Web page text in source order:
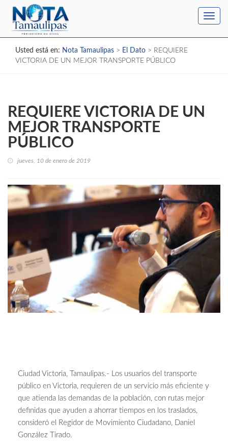
Usted está en: Nota Tamaulipas > El Dato > REQUIERE
VICTORIA DE UN MEJOR TRANSPORTE PÚBLICO
REQUIERE VICTORIA DE UN
MEJOR TRANSPORTE
PÚBLICO
jueves, 10 de enero de 2019
Ciudad Victoria, Tamaulipas.- Los usuarios del transporte
público en Victoria, requieren de un servicio más eficiente y
que atienda las demandas de la población, con rutas mejor
definidas que ayuden a ahorrar tiempos en los traslados,
consideró el Regidor de Movimiento Ciudadano, Daniel
González Tirado.